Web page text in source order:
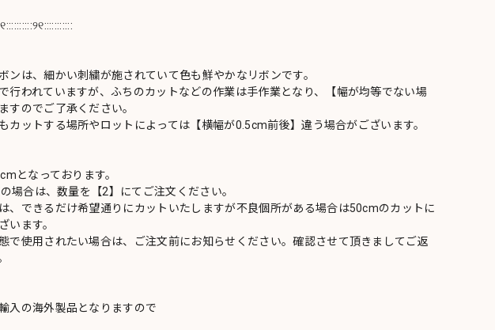
ンは、細かい刺繍が施されていて色も鮮やかなリボンです。
行われていますが、ふちのカットなどの作業は手作業となり、【幅が均等でない場
すのでご了承ください。
カットする場所やロットによっては【横幅が0.5cm前後】違う場合がございます。
となっております。
場合は、数量を【2】にてご注文ください。
、できるだけ希望通りにカットいたしますが不良個所がある場合は50cmのカットに
います。
で使用されたい場合は、ご注文前にお知らせください。確認させて頂きましてご返
入の海外製品となりますので